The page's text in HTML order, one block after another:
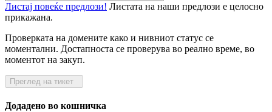
Листај повеќе предлози! Листата на наши предлози е целосно
прикажана.
Проверката на домените како и нивниот статус се
моментални. Достапноста се проверува во реално време, во
моментот на закуп.
Додадено во кошничка